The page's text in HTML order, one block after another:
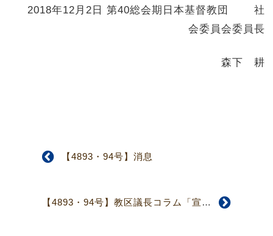
2018年12月2日 第40総会期日本基督教団 社
会委員会委員長
森下 耕
【4893・94号】消息
【4893・94号】教区議長コラム「宣べ伝えつつ変えられる」♦西中国教区♦ 小畑 太作